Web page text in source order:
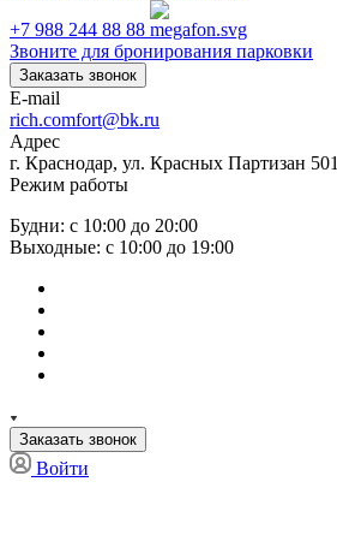
+7 988 244 88 88
Звоните для бронирования парковки
Заказать звонок
E-mail
rich.comfort@bk.ru
Адрес
г. Краснодар, ул. Красных Партизан 501
Режим работы
Будни: с 10:00 до 20:00
Выходные: с 10:00 до 19:00
Заказать звонок
Войти